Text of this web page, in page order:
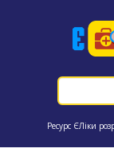
Ресурс ЄЛіки